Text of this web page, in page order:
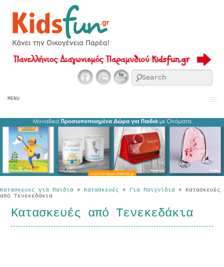
MENU
Κατασκευες για Παιδια » Κατασκευές » Για Παιχνίδια » Κατασκευές
από Τενεκεδάκια
Κατασκευές από Τενεκεδάκια